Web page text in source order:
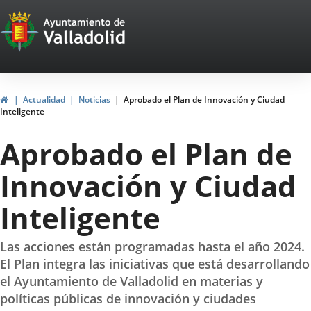
Portal
Web
del
Ayuntamiento
de
Valladolid
InicioActualidad Noticias
Aprobado el Plan de Innovación y Ciudad
Inteligente
Aprobado el Plan de
Innovación y Ciudad
Inteligente
Las acciones están programadas hasta el año 2024.
El Plan integra las iniciativas que está desarrollando
el Ayuntamiento de Valladolid en materias y
políticas públicas de innovación y ciudades